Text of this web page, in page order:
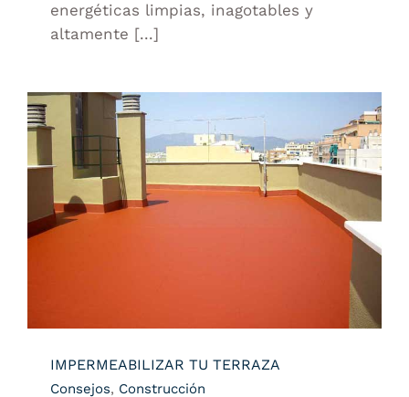
energéticas limpias, inagotables y
altamente [...]
IMPERMEABILIZAR TU TERRAZA
Consejos, Construcción